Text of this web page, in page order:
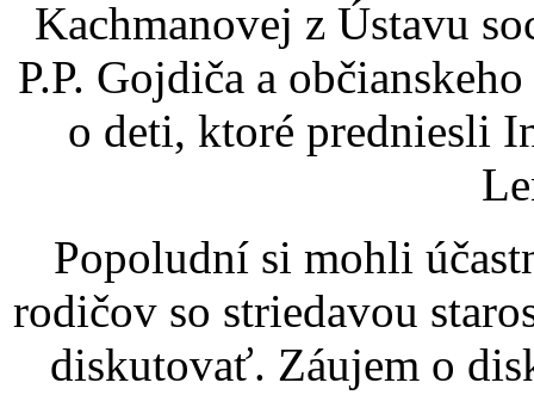
Kachmanovej z Ústavu
P.P. Gojdiča a
o deti, ktoré predniesli
Popoludní si mohli
rodičov so striedavou
diskutovať. Záujem o